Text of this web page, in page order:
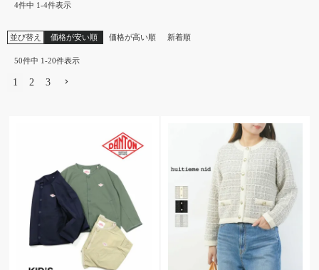
4件中 1-4件表示
並び替え 価格が安い順 価格が高い順 新着順
50件中 1-20件表示
1 2 3